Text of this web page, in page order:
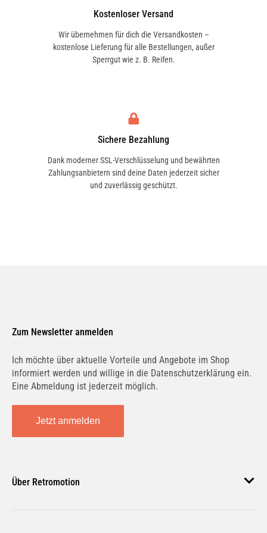
Sitzflächen, sowie Schaltknaufs geeignet,
da „Rutschgefahr" besteht.
Kostenloser Versand
Wir übernehmen für dich die Versandkosten –
kostenlose Lieferung für alle Bestellungen, außer
Sperrgut wie z. B. Reifen.
Sichere Bezahlung
Dank moderner SSL-Verschlüsselung und bewährten
Zahlungsanbietern sind deine Daten jederzeit sicher
und zuverlässig geschützt.
Zum Newsletter anmelden
Ich möchte über aktuelle Vorteile und Angebote im Shop
informiert werden und willige in die Datenschutzerklärung ein.
Eine Abmeldung ist jederzeit möglich.
Jetzt anmelden
Über Retromotion